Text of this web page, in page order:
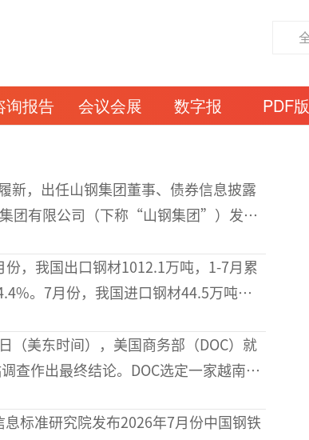
询报告 会议会展 数字报 PDF版
新，出任山钢集团董事、债券信息披露
团有限公司（下称“山钢集团”）发布
员会研究决定，免去迟明杰
，我国出口钢材1012.1万吨，1-7月累
。7月份，我国进口钢材44.5万吨，1-
（美东时间），美国商务部（DOC）就
查作出最终结论。DOC选定一家越南公
标准研究院发布2026年7月份中国钢铁